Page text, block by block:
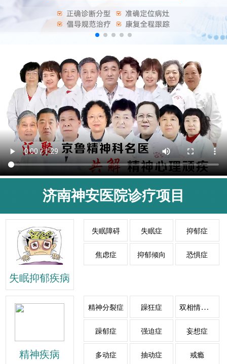
济南神安医院诊疗项目
失眠抑郁疾病
失眠障碍 失眠症 抑郁症
焦虑症 抑郁倾向 恐惧症
精神疾病
精神分裂症 躁狂症 双相情感障碍
躁郁症 强迫症 妄想症
多动症 抽动症 戒瘾